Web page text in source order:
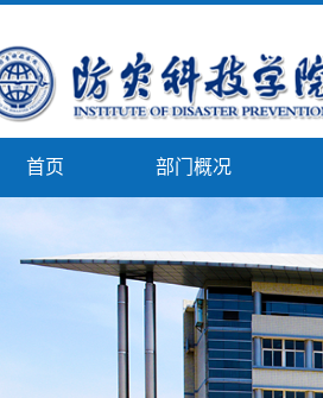
首页 部门概况